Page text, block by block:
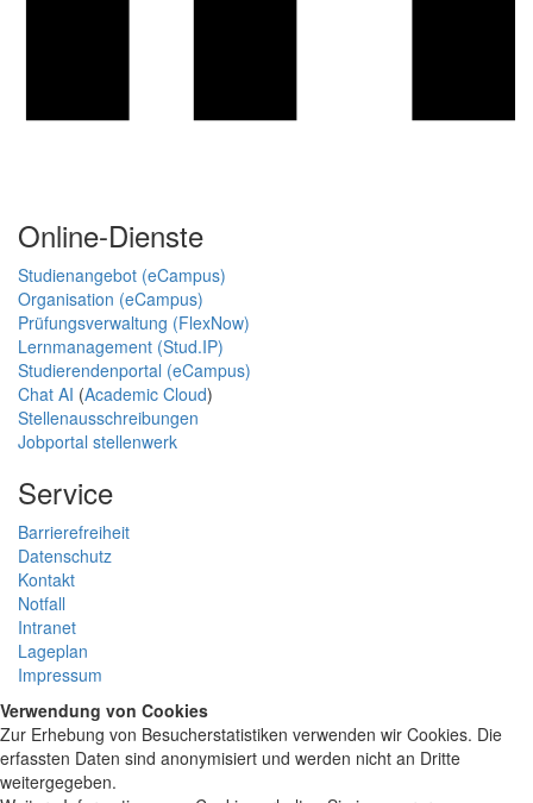
Online-Dienste
Studienangebot (eCampus)
Organisation (eCampus)
Prüfungsverwaltung (FlexNow)
Lernmanagement (Stud.IP)
Studierendenportal (eCampus)
Chat AI (Academic Cloud)
Stellenausschreibungen
Jobportal stellenwerk
Service
Barrierefreiheit
Datenschutz
Kontakt
Notfall
Intranet
Lageplan
Impressum
Verwendung von Cookies
Zur Erhebung von Besucherstatistiken verwenden wir Cookies. Die
erfassten Daten sind anonymisiert und werden nicht an Dritte
weitergegeben.